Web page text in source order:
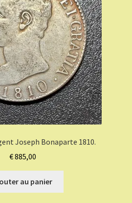
Joseph Bonaparte 1810.
€885,00
au panier